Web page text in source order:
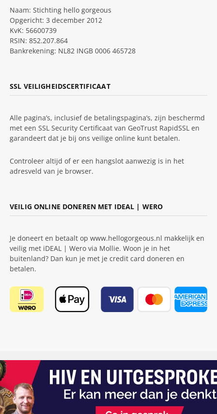
Naam: Stichting hello gorgeous
Opgericht: 3 december 2012
KvK: 56600739
RSIN: 852.207.864
Bankrekening: NL82 INGB 0006 465728
SSL VEILIGHEIDSCERTIFICAAT
Alle pagina’s, inclusief de betalingspagina’s, zijn beschermd
met een SSL Security Certificaat van GeoTrust RapidSSL en
garandeert dat je bij ons veilige online kunt betalen.
Controleer altijd of er een hangslot aanwezig is in het
adresveld van je browser.
VEILIG ONLINE DONEREN MET IDEAL | WERO
Je doneert en betaalt op www.hellogorgeous.nl makkelijk en
veilig met iDEAL | Wero via Mollie. Woon je in het
buitenland? Dan kun je met je credit card doneren en
betalen.